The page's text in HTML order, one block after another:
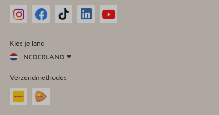
InstagramFacebook
Kies je land
NEDERLAND
je
land
Nederland
Verzendmethodes